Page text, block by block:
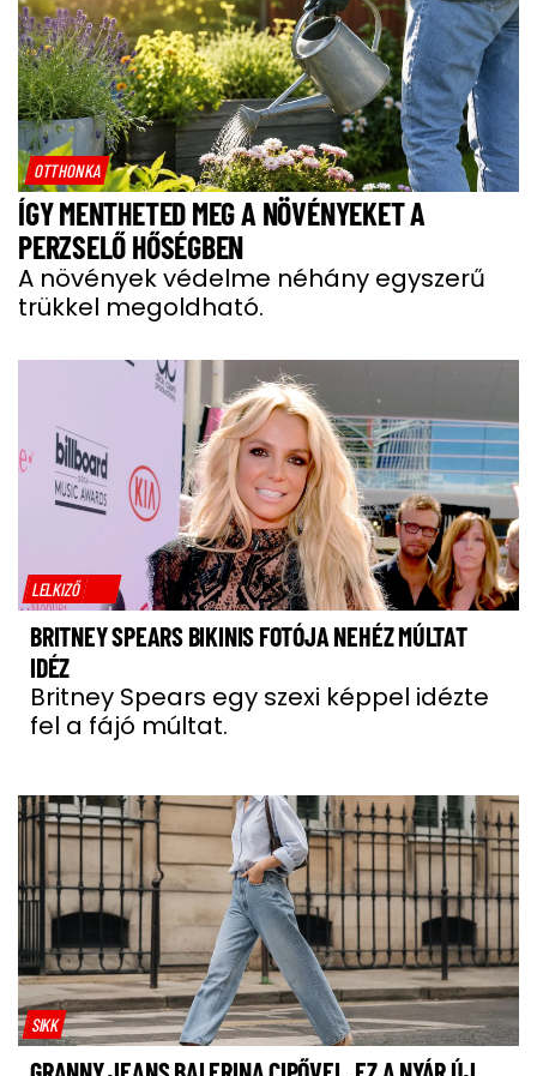
OTTHONKA
ÍGY MENTHETED MEG A NÖVÉNYEKET A
PERZSELŐ HŐSÉGBEN
A növények védelme néhány egyszerű
trükkel megoldható.
LELKIZŐ
BRITNEY SPEARS BIKINIS FOTÓJA NEHÉZ MÚLTAT
IDÉZ
Britney Spears egy szexi képpel idézte
fel a fájó múltat.
SIKK